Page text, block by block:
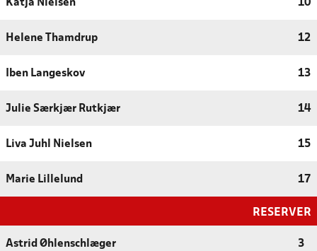
Katja Nielsen 10
Helene Thamdrup 12
Iben Langeskov 13
Julie Særkjær Rutkjær 14
Liva Juhl Nielsen 15
Marie Lillelund 17
RESERVER
Astrid Øhlenschlæger 3